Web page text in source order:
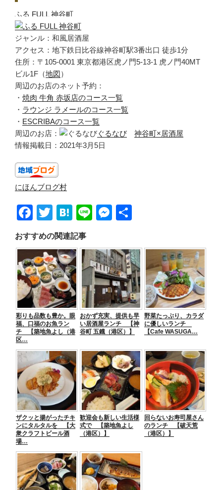
ふる FULL 神谷町
ジャンル：和風居酒屋
アクセス：地下鉄日比谷線神谷町駅3番出口 徒歩1分
住所：〒105-0001 東京都港区虎ノ門5-13-1 虎ノ門40MT
ビル1F（地図）
周辺のお店のネット予約：
・ 焼肉 牛角 赤坂店のコース一覧
・ ラウンジ ラメールのコース一覧
・ ESCRIBAのコース一覧
周辺のお店：
ぐるなび
神谷町×居酒屋
情報掲載日：2021年3月5日
にほんブログ村
F
a
c
e
b
o
o
k
T
wi
tt
er
H
at
e
n
a
Li
e
M
ss
e
n
g
er
おすすめの関連記事
彩りも品数も豊か。眼
福、口福のお魚ラン
チ 【築地魚よし（港
区…
おかず充実、提供も早
い居酒屋ランチ 【神
谷町 五鐡（港区）】
野菜たっぷり、カラダ
に優しいランチ
【Cafe WASUGA…
ザクッと揚がったチキ
ンにタルタルを 【大
衆クラフトビール酒
場…
歓迎会も新しい生活様
式で 【築地魚よし
（港区）】
回らないお寿司屋さん
のランチ 【破天荒
（港区）】